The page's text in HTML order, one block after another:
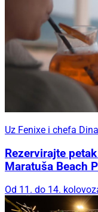
Uz Fenixe i chefa
Rezervirajte
Maratuša Beach
Od 11. do 14.